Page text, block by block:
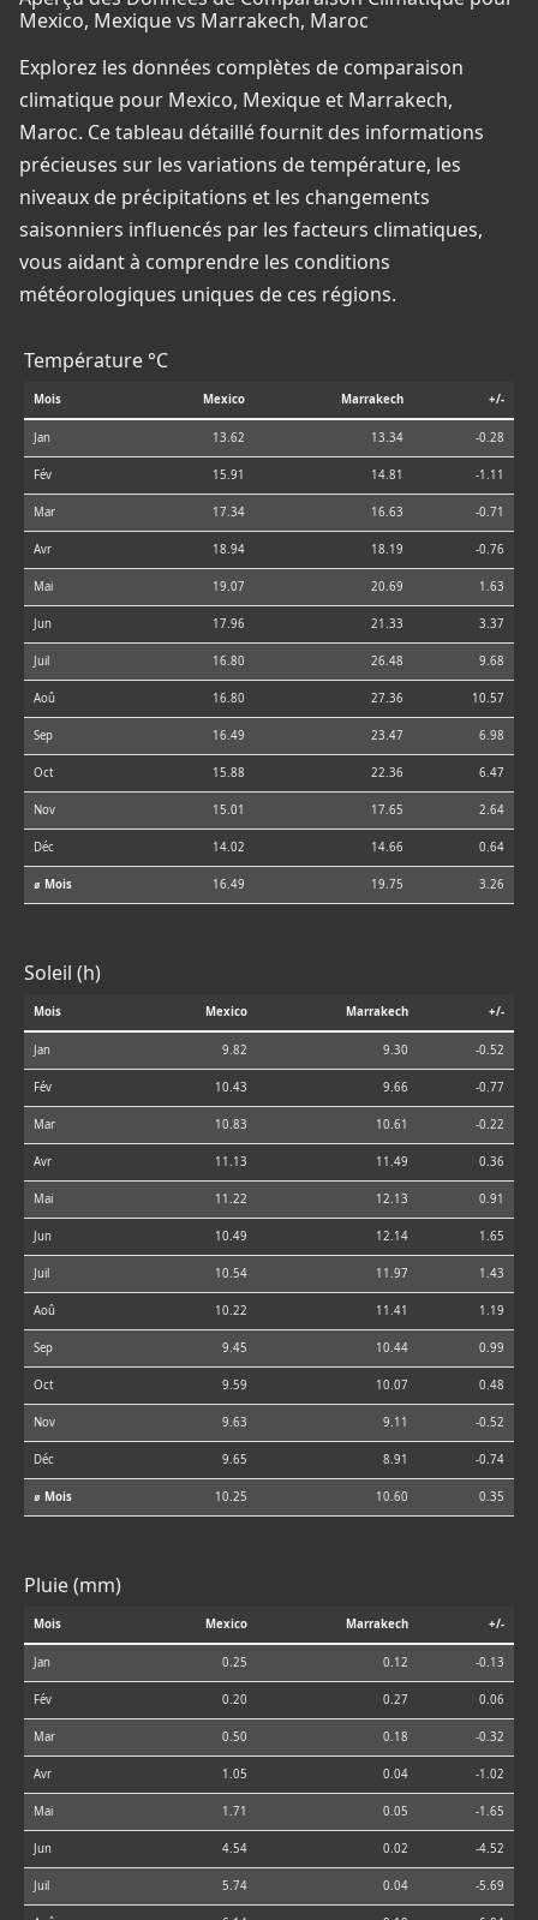
Mexico, Mexique vs Marrakech, Maroc
Explorez les données complètes de comparaison
climatique pour Mexico, Mexique et Marrakech,
Maroc. Ce tableau détaillé fournit des informations
précieuses sur les variations de température, les
niveaux de précipitations et les changements
saisonniers influencés par les facteurs climatiques,
vous aidant à comprendre les conditions
météorologiques uniques de ces régions.
Température °C
Mois Mexico Marrakech +/-
Jan 13.62 13.34 -0.28
Fév 15.91 14.81 -1.11
Mar 17.34 16.63 -0.71
Avr 18.94 18.19 -0.76
Mai 19.07 20.69 1.63
Jun 17.96 21.33 3.37
Juil 16.80 26.48 9.68
Aoû 16.80 27.36 10.57
Sep 16.49 23.47 6.98
Oct 15.88 22.36 6.47
Nov 15.01 17.65 2.64
Déc 14.02 14.66 0.64
⌀ Mois 16.49 19.75 3.26
Soleil (h)
Mois Mexico Marrakech +/-
Jan 9.82 9.30 -0.52
Fév 10.43 9.66 -0.77
Mar 10.83 10.61 -0.22
Avr 11.13 11.49 0.36
Mai 11.22 12.13 0.91
Jun 10.49 12.14 1.65
Juil 10.54 11.97 1.43
Aoû 10.22 11.41 1.19
Sep 9.45 10.44 0.99
Oct 9.59 10.07 0.48
Nov 9.63 9.11 -0.52
Déc 9.65 8.91 -0.74
⌀ Mois 10.25 10.60 0.35
Pluie (mm)
Mois Mexico Marrakech +/-
Jan 0.25 0.12 -0.13
Fév 0.20 0.27 0.06
Mar 0.50 0.18 -0.32
Avr 1.05 0.04 -1.02
Mai 1.71 0.05 -1.65
Jun 4.54 0.02 -4.52
Juil 5.74 0.04 -5.69